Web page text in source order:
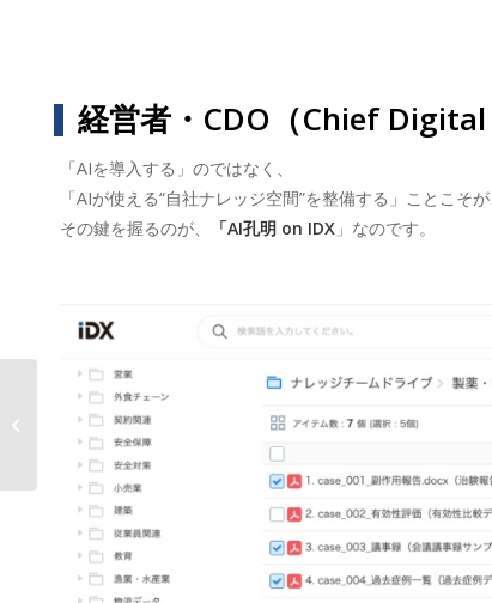
経営者・CDO（Chief
「AIを導入する」のではなく、
「AIが使える“自社ナレッジ空間”を整備する」ことこそ
その鍵を握るのが、
「AI孔明 on IDX 」なのです。
授業も､ AI孔明 on IDX for Education
教育現場の進化を支える次世代AIモジ
ュール､...